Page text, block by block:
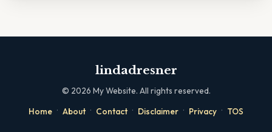
lindadresner
© 2026 My Website. All rights reserved.
Home · About · Contact · Disclaimer · Privacy · TOS